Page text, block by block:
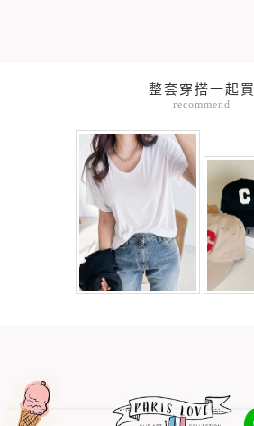
整套穿搭一起買
recommend